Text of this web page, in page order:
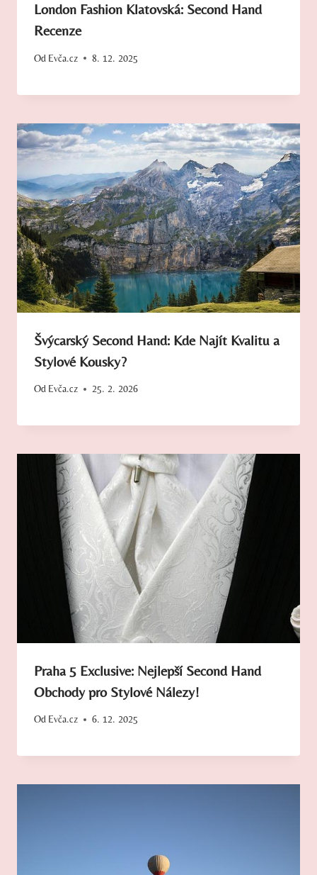
London Fashion Klatovská: Second Hand
Recenze
Od Evča.cz 8. 12. 2025
Švýcarský Second Hand: Kde Najít Kvalitu a
Stylové Kousky?
Od Evča.cz 25. 2. 2026
Praha 5 Exclusive: Nejlepší Second Hand
Obchody pro Stylové Nálezy!
Od Evča.cz 6. 12. 2025